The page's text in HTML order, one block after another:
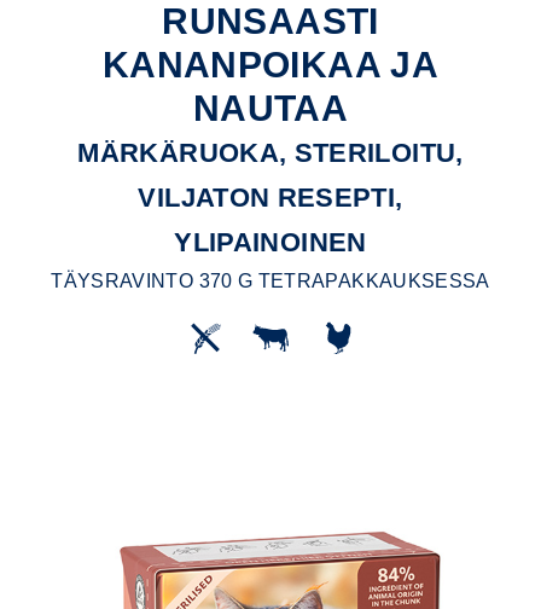
RUNSAASTI
KANANPOIKAA JA
NAUTAA
MÄRKÄRUOKA, STERILOITU,
VILJATON RESEPTI,
YLIPAINOINEN
TÄYSRAVINTO 370 G TETRAPAKKAUKSESSA